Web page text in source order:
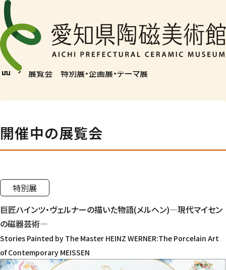
English
展覧会
愛陶コレクション展・ギャラリー
過去の展覧会
展覧会
特別展・企画展・テーマ展
homechevron_right 展覧会 特別展・企画展・テーマ展
開催中の展覧会
特別展
巨匠ハインツ・ヴェルナーの描いた物語(メルヘン)―現代マイセン
の磁器芸術―
Stories Painted by The Master HEINZ WERNER:The Porcelain Art
of Contemporary MEISSEN